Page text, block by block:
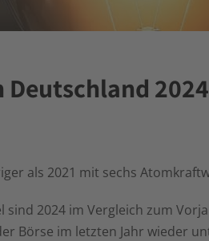
als 2021 mit sechs
2024 im Vergleich zum
Börse im letzten Jahr wieder